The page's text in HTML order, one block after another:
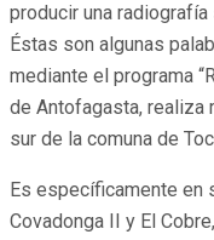
producir una
Éstas son algunas
mediante el programa
de Antofagasta,
sur de la comuna de
Es específicamente en
Covadonga II y El